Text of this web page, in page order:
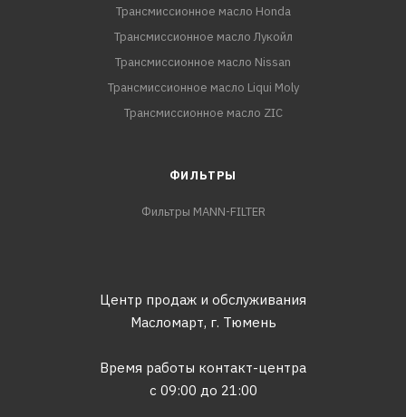
Трансмиссионное масло Honda
Трансмиссионное масло Лукойл
Трансмиссионное масло Nissan
Трансмиссионное масло Liqui Moly
Трансмиссионное масло ZIC
ФИЛЬТРЫ
Фильтры MANN-FILTER
Центр продаж и обслуживания
Масломарт, г. Тюмень
Время работы контакт-центра
с 09:00 до 21:00